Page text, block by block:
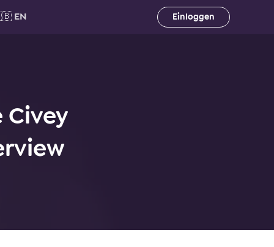
EN Einloggen
Civey